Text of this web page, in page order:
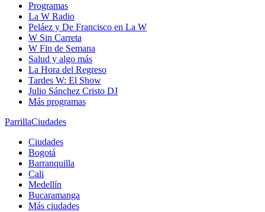
Programas
La W Radio
Peláez y De Francisco en La W
W Sin Carreta
W Fin de Semana
Salud y algo más
La Hora del Regreso
Tardes W: El Show
Julio Sánchez Cristo DJ
Más programas
ParrillaCiudades
Ciudades
Bogotá
Barranquilla
Cali
Medellín
Bucaramanga
Más ciudades